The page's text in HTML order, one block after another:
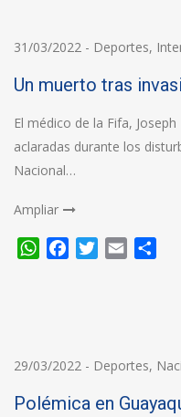
31/03/2022 - Deportes,
Un muerto tras
El médico de la Fifa,
aclaradas durante los
Nacional…
Ampliar
WhatsApp
FacebookTwitter
Email
29/03/2022 - Deportes,
Polémica en